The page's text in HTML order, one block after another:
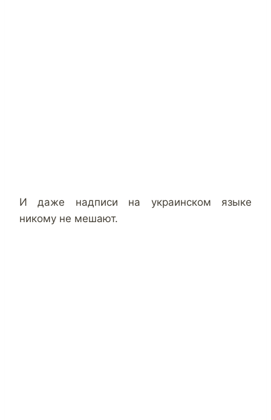
И даже надписи на украинском языке
никому не мешают.